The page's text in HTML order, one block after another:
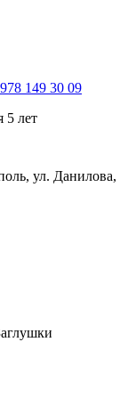
149 30 09
5 лет
ул. Данилова,